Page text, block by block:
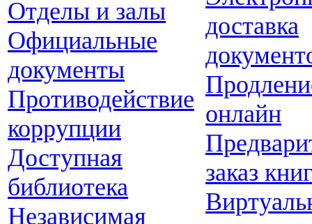
Отделы и залы
Официальные
документы
Противодействие
коррупции
Доступная
библиотека
Независимая
доставка
онлайн
заказ